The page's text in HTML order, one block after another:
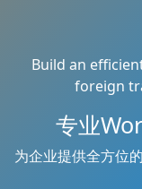
Build an
foreign
专业
为企业提供全方位